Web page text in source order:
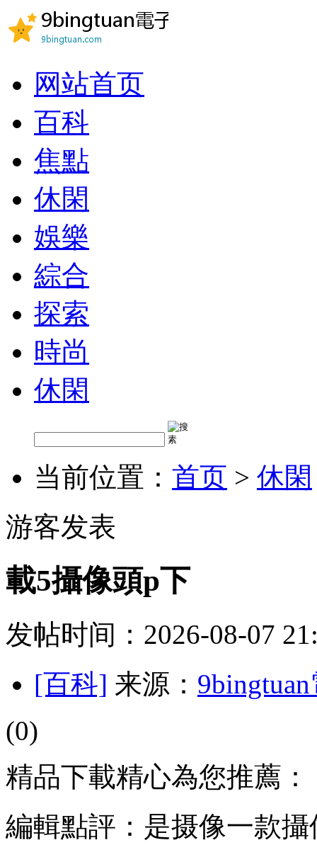
网站首页
百科
焦點
休閑
娛樂
綜合
探索
時尚
休閑
当前位置： 首页 > 休閑
游客发表
載5攝像頭p下
发帖时间：2026-08-07
[百科] 来源：
(0)
精品下載精心為您推薦：
編輯點評：是摄像一款